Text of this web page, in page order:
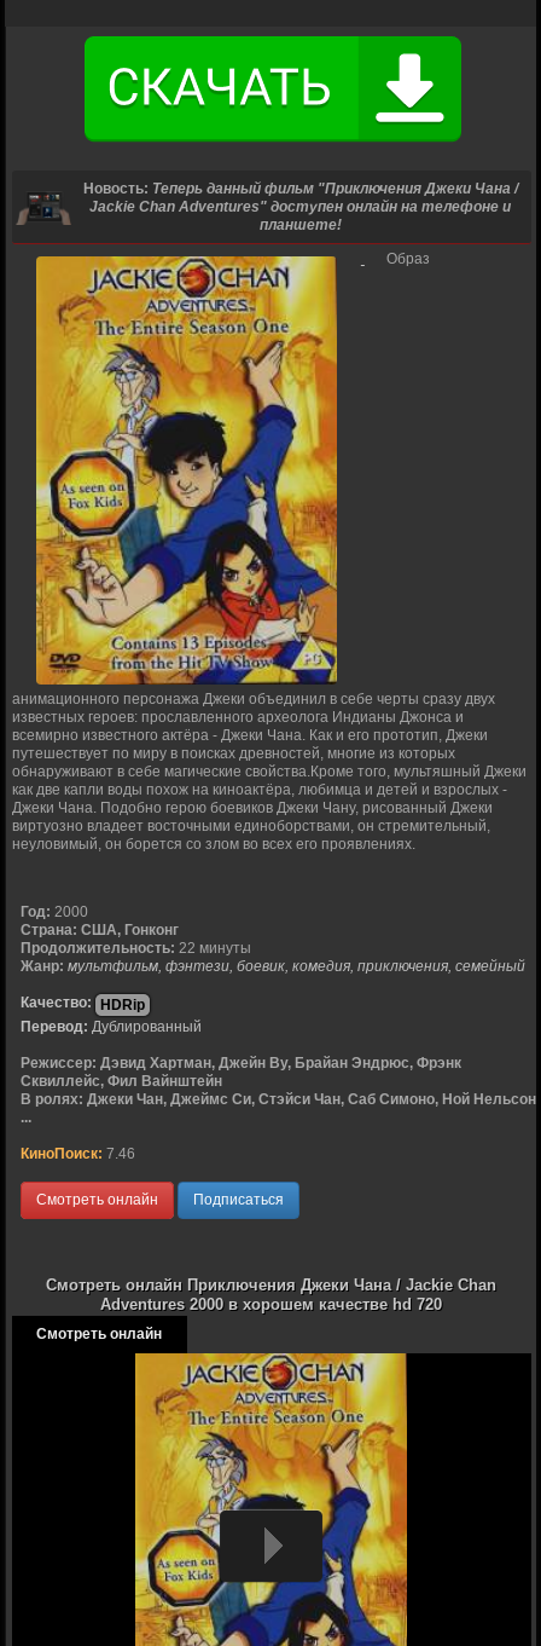
Новость: Теперь данный фильм "Приключения Джеки Чана /
Jackie Chan Adventures" доступен онлайн на телефоне и
планшете!
Образ
анимационного персонажа Джеки объединил в себе черты сразу двух
известных героев: прославленного археолога Индианы Джонса и
всемирно известного актёра - Джеки Чана. Как и его прототип, Джеки
путешествует по миру в поисках древностей, многие из которых
обнаруживают в себе магические свойства.Кроме того, мультяшный Джеки
как две капли воды похож на киноактёра, любимца и детей и взрослых -
Джеки Чана. Подобно герою боевиков Джеки Чану, рисованный Джеки
виртуозно владеет восточными единоборствами, он стремительный,
неуловимый, он борется со злом во всех его проявлениях.
Год: 2000
Страна: США, Гонконг
Продолжительность: 22 минуты
Жанр: мультфильм, фэнтези, боевик, комедия, приключения, семейный
Качество: HDRip
Перевод: Дублированный
Режиссер: Дэвид Хартман, Джейн Ву, Брайан Эндрюс, Фрэнк
Сквиллейс, Фил Вайнштейн
В ролях: Джеки Чан, Джеймс Си, Стэйси Чан, Саб Симоно, Ной Нельсон,
...
КиноПоиск: 7.46
Смотреть онлайн Подписаться
Смотреть онлайн Приключения Джеки Чана / Jackie Chan
Adventures 2000 в хорошем качестве hd 720
Смотреть онлайн